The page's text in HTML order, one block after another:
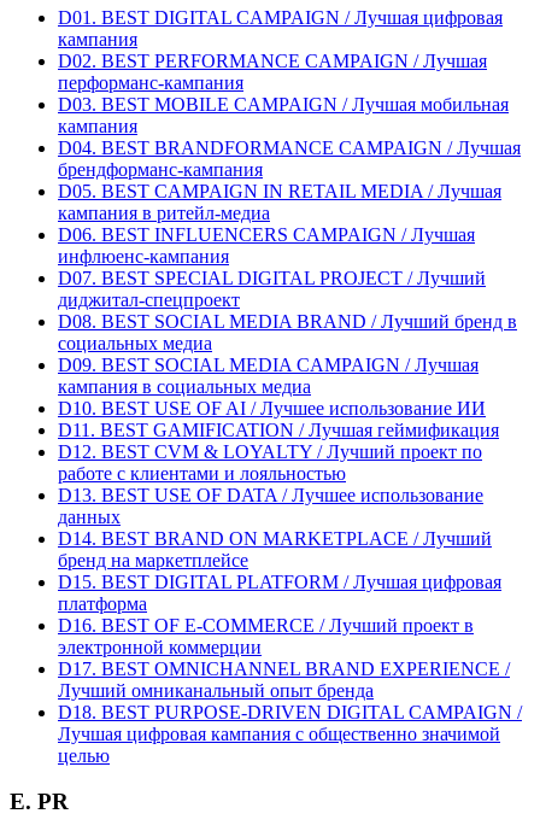
D01. BEST DIGITAL CAMPAIGN / Лучшая цифровая
кампания
D02. BEST PERFORMANCE CAMPAIGN / Лучшая
перформанс-кампания
D03. BEST MOBILE CAMPAIGN / Лучшая мобильная
кампания
D04. BEST BRANDFORMANCE CAMPAIGN / Лучшая
брендформанс-кампания
D05. BEST CAMPAIGN IN RETAIL MEDIA / Лучшая
кампания в ритейл-медиа
D06. BEST INFLUENCERS CAMPAIGN / Лучшая
инфлюенс-кампания
D07. BEST SPECIAL DIGITAL PROJECT / Лучший
диджитал-спецпроект
D08. BEST SOCIAL MEDIA BRAND / Лучший бренд в
социальных медиа
D09. BEST SOCIAL MEDIA CAMPAIGN / Лучшая
кампания в социальных медиа
D10. BEST USE OF AI / Лучшее использование ИИ
D11. BEST GAMIFICATION / Лучшая геймификация
D12. BEST CVM & LOYALTY / Лучший проект по
работе с клиентами и лояльностью
D13. BEST USE OF DATA / Лучшее использование
данных
D14. BEST BRAND ON MARKETPLACE / Лучший
бренд на маркетплейсе
D15. BEST DIGITAL PLATFORM / Лучшая цифровая
платформа
D16. BEST OF E-COMMERCE / Лучший проект в
электронной коммерции
D17. BEST OMNICHANNEL BRAND EXPERIENCE /
Лучший омниканальный опыт бренда
D18. BEST PURPOSE-DRIVEN DIGITAL CAMPAIGN /
Лучшая цифровая кампания с общественно значимой
целью
E. PR